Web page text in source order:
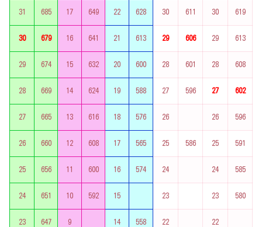
31 685 17 649 22 628 30 611 30 619
30 679 16 641 21 613 29 606 29 613
29 674 15 632 20 600 28 601 28 608
28 669 14 624 19 588 27 596 27 602
27 665 13 616 18 576 26 26 596
26 660 12 608 17 565 25 586 25 591
25 656 11 600 16 574 24 24 585
24 651 10 592 15 23 23 580
23 647 9 14 558 22 22